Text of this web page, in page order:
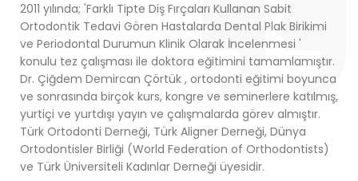
2011 yılında; 'Farklı Tipte Diş Fırçaları Kullanan Sabit
Ortodontik Tedavi Gören Hastalarda Dental Plak Birikimi
ve Periodontal Durumun Klinik Olarak İncelenmesi '
konulu tez çalışması ile doktora eğitimini tamamlamıştır.
Dr. Çiğdem Demircan Çörtük , ortodonti eğitimi boyunca
ve sonrasında birçok kurs, kongre ve seminerlere katılmış,
yurtiçi ve yurtdışı yayın ve çalışmalarda görev almıştır.
Türk Ortodonti Derneği, Türk Aligner Derneği, Dünya
Ortodontisler Birliği (World Federation of Orthodontists)
ve Türk Üniversiteli Kadınlar Derneği üyesidir.